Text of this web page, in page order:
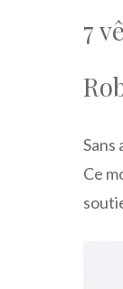
7
Sans
Ce